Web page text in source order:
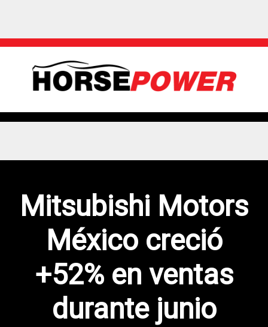
Mitsubishi Motors
México creció
+52% en ventas
durante junio